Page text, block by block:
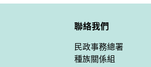
聯絡我們
民政事務總署
種族關係組